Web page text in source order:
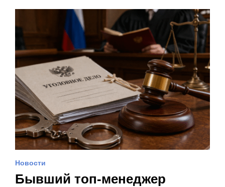
Новости
Бывший топ-менеджер